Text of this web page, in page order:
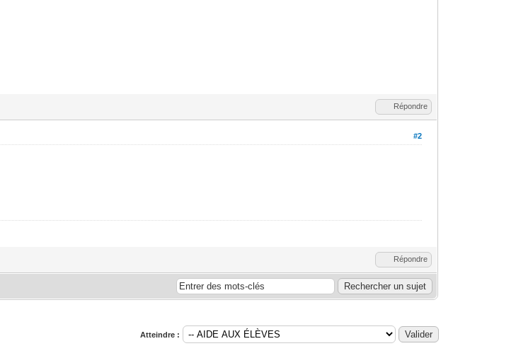
Répondre
#2
Répondre
Atteindre :